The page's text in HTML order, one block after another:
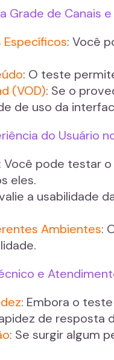
Grade de Canais
Específicos: Você
: O teste
(VOD): Se o
de uso da
do Usuário
: Você pode testar
eles.
a usabilidade
Ambientes:
e
: Embora o
de resposta
: Se surgir algum